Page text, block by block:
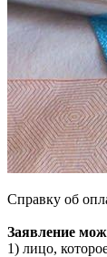
Справку об
Заявление
1) лицо,